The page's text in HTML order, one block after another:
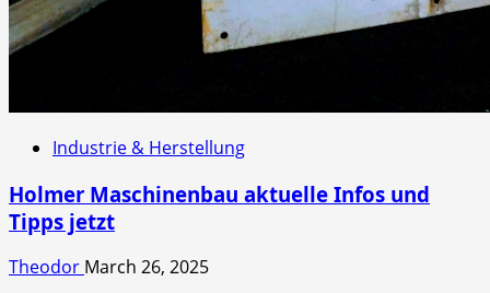
Industrie & Herstellung
Holmer Maschinenbau aktuelle Infos und
Tipps jetzt
Theodor March 26, 2025